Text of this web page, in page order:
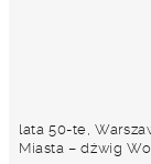
lata 50-te,
Miasta – dźwig